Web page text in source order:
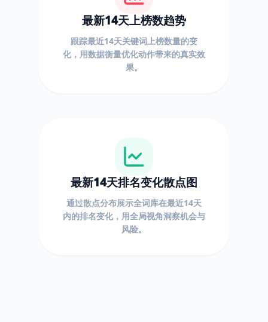
最新14天上榜数趋势
跟踪最近14天关键词上榜数量的变
化，用数据衡量优化动作带来的真实效
果。
最新14天排名变化散点图
通过散点分布展示全词库在最近14天
内的排名变化，用全局视角洞察机会与
风险。